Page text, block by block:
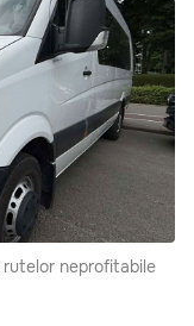
neprofitabile